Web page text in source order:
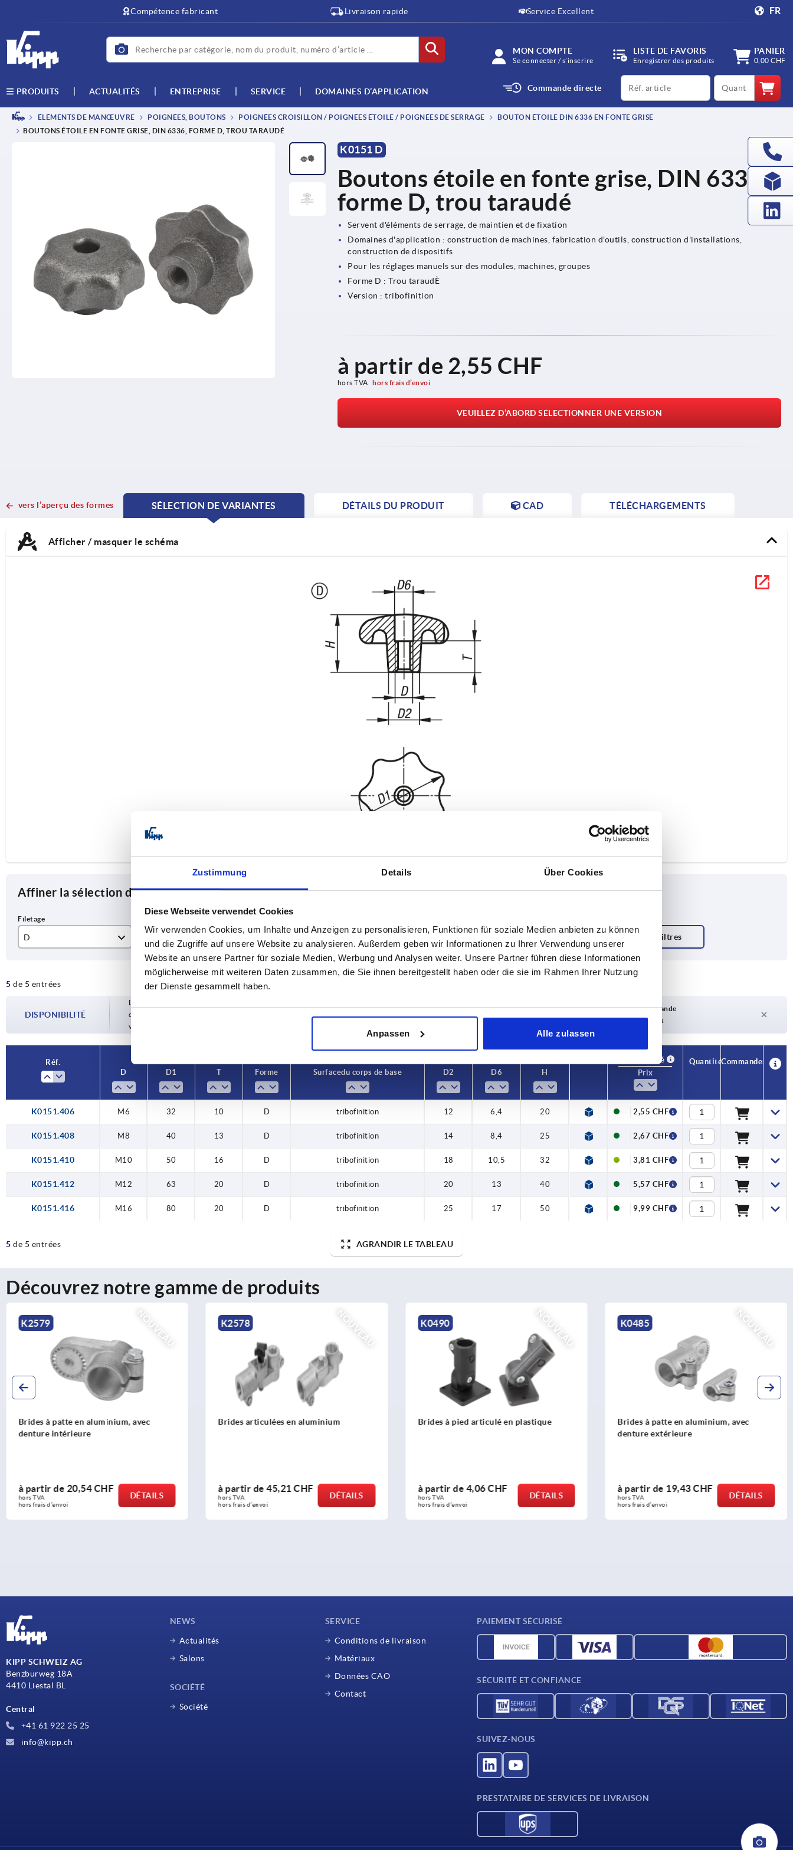
Zustimmung Details Über Cookies
Diese Webseite verwendet Cookies
Wir verwenden Cookies, um Inhalte und Anzeigen zu personalisieren, Funktionen für soziale Medien anbieten zu können
und die Zugriffe auf unsere Website zu analysieren. Außerdem geben wir Informationen zu Ihrer Verwendung unserer
Website an unsere Partner für soziale Medien, Werbung und Analysen weiter. Unsere Partner führen diese Informationen
möglicherweise mit weiteren Daten zusammen, die Sie ihnen bereitgestellt haben oder die sie im Rahmen Ihrer Nutzung
der Dienste gesammelt haben.
Anpassen Alle zulassen
Compétence fabricant Livraison rapide Service Excellent FR
MON COMPTE
Se connecter / s’inscrire
LISTE DE FAVORIS
Enregistrer des produits
PANIER
0,00 CHF
PRODUITS ACTUALITÉS ENTREPRISE SERVICE DOMAINES D’APPLICATION Commande directe
productCode qty
ÉLÉMENTS DE MANŒUVRE POIGNÉES, BOUTONS POIGNÉES CROISILLON / POIGNÉES ÉTOILE / POIGNÉES DE SERRAGE
BOUTON ÉTOILE DIN 6336 EN FONTE GRISE
BOUTONS ÉTOILE EN FONTE GRISE, DIN 6336, FORME D, TROU TARAUDÉ
K0151 D
Boutons étoile en fonte grise, DIN 6336,
forme D, trou taraudé
Servent d'éléments de serrage, de maintien et de fixation
Domaines d'application : construction de machines, fabrication d'outils, construction d'installations,
construction de dispositifs
Pour les réglages manuels sur des modules, machines, groupes
Forme D : Trou taraudÈ
Version : tribofinition
à partir de 2,55 CHF
hors TVA hors frais d’envoi
VEUILLEZ D’ABORD SÉLECTIONNER UNE VERSION
vers l’aperçu des formes
SÉLECTION DE VARIANTES
CURRENT
CURRENT
DÉTAILS DU PRODUIT CAD TÉLÉCHARGEMENTS
Afficher / masquer le schéma
Affiner la sélection des articles
D
M8
M12
32
40
50
10
13
16
D tribofinition
5 de 5 entrées
DISPONIBILITÉ
Les disponibilités sont mises à jour plusieurs fois par jour à intervalles réguliers. La date
d’expédition confirmée vous est communiquée à l’étape finale, avant la finalisation de
votre commande.
1-3 jours
Délai de livraison sur demande
4-20 jours
Actuellement pas en stock
Réf.
D
D1 T Forme Surface du corps de base D2 D6 H
CAO
Disponibilité
Prix
QuantitéCommander
K0151.406 M6 32 10 D tribofinition 12 6,4 20 2,55 CHF
K0151.408 M8 40 13 D tribofinition 14 8,4 25 2,67 CHF
K0151.410 M10 50 16 D tribofinition 18 10,5 32 3,81 CHF
K0151.412 M12 63 20 D tribofinition 20 13 40 5,57 CHF
K0151.416 M16 80 20 D tribofinition 25 17 50 9,99 CHF
5 de 5 entrées AGRANDIR LE TABLEAU
Découvrez notre gamme de produits
NOUVEAU
K2578
Brides articulées en aluminium
à partir de 45,21 CHF
hors TVA
hors frais d’envoi
DÉTAILS
NOUVEAU
K0490
Brides à pied articulé en plastique
à partir de4,06 CHF
hors TVA
hors frais d’envoi
DÉTAILS
NOUVEAU
K0485
Brides à patte en aluminium, avec
à partir de19,43 CHF
hors TVA
hors frais d’envoi
DÉTAILS
NOUVEAU
K0488
Brides articulées en aluminium, en T
pour tubes ronds
à partir de 36,97 CHF
hors TVA
hors frais d’envoi
DÉTAILS
KIPP SCHWEIZ AG
Benzburweg 18A
4410 Liestal BL
Central
+41 61 922 25 25
info@kipp.ch
NEWS
Actualités
Salons
SOCIÉTÉ
Société
SERVICE
Conditions de livraison
Matériaux
Données CAO
Contact
PAIEMENT SÉCURISÉ
SÉCURITÉ ET CONFIANCE
SUIVEZ-NOUS
PRESTATAIRE DE SERVICES DE LIVRAISON